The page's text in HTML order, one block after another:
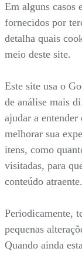
Em alguns casos
fornecidos por
detalha quais
meio deste site.
Este site usa o
de análise mais
ajudar a
melhorar sua
itens, como
visitadas, para
conteúdo atraente.
Periodicamente,
pequenas
Quando ainda